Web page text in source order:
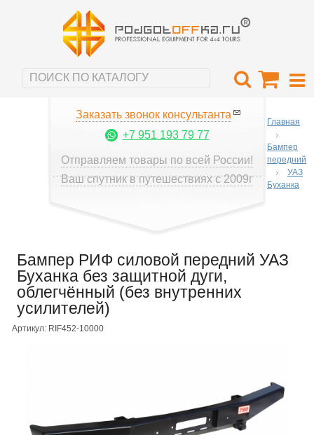
Заказать звонок консультанта
+7 951 193 79 77
Отправляем товары по всей России!
Ваш спутник в путешествиях с 2009г
Главная
Бампер
передний
УАЗ
Буханка
Бампер РИФ силовой передний УАЗ
Буханка без защитной дуги,
облегчённый (без внутренних
усилителей)
Артикул: RIF452-10000